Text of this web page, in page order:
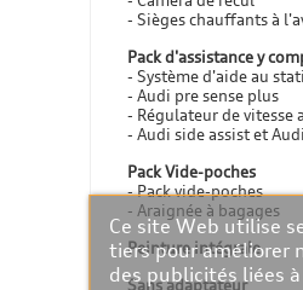
- Sièges chauffants à
Pack d'assistance y
- Système d'aide au
- Audi pre sense plus
- Régulateur de vitesse
- Audi side assist et
Pack Vide-poches
- Pack vide-poches
- Araignée à bagages
Peinture intégrale
Sans adaptateur
Ce site Web utilise
tiers pour améliorer
des publicités liées